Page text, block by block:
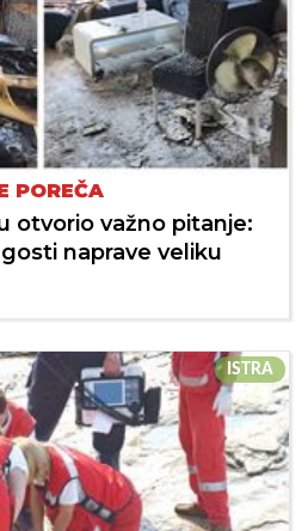
POREČA
otvorio važno pitanje:
naprave veliku
ISTRA